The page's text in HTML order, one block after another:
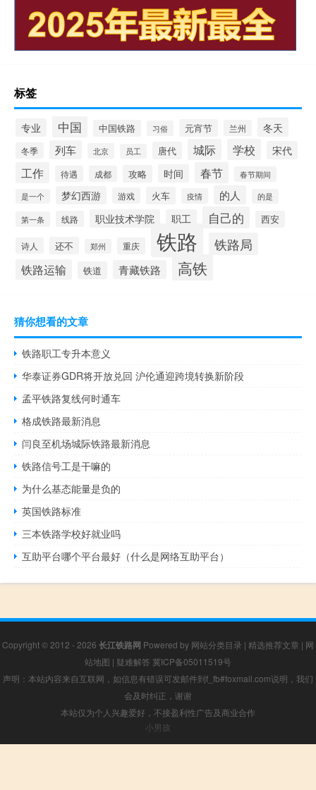
标签
专业 中国 中国铁路 习俗 元宵节 兰州 冬天
冬季 列车 北京 员工 唐代 城际 学校 宋代
工作 待遇 成都 攻略 时间 春节 春节期间
是一个 梦幻西游 游戏 火车 疫情 的人 的是
第一条 线路 职业技术学院 职工 自己的 西安
诗人 还不 郑州 重庆 铁路 铁路局
铁路运输 铁道 青藏铁路 高铁
猜你想看的文章
铁路职工专升本意义
华泰证券GDR将开放兑回 沪伦通迎跨境转换新阶段
孟平铁路复线何时通车
格成铁路最新消息
闫良至机场城际铁路最新消息
铁路信号工是干嘛的
为什么基态能量是负的
英国铁路标准
三本铁路学校好就业吗
互助平台哪个平台最好（什么是网络互助平台）
Copyright © 2012 - 2026 长江铁路网 Powered by 网站分类目录 | 精选推荐文章 | 网
站地图 | 疑难解答 冀ICP备05011519号
声明：本站内容来自互联网，如信息有错误可发邮件到f_fb#foxmail.com说明，我们
会及时纠正，谢谢
本站仅为个人兴趣爱好，不接盈利性广告及商业合作
小男孩